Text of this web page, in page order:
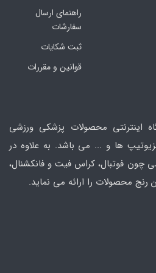
راهنمای ارسال
سفارشات
ثبت شکایات
قوانین و مقررات
اینترنتی محصولات پزشکی ورزشی
ها و ... می باشد. به علاوه در
فوتبال، کراس فیت و فانکشنال،
رنج محصولات را ارائه می نماید.